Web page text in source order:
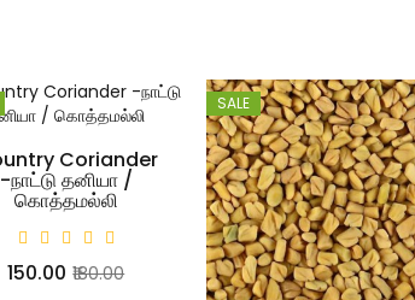
Coriander
-நாட்டு தனியா /
கொத்தமல்லி
₹150.00 ₹180.00
SALE